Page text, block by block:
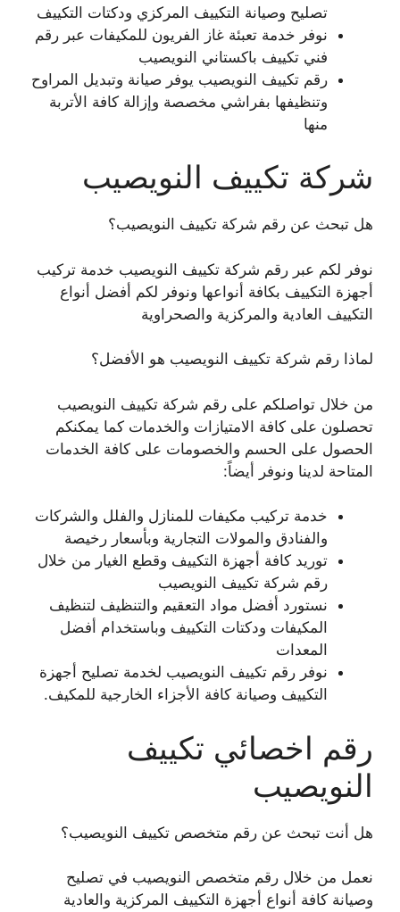
تصليح وصيانة التكييف المركزي ودكتات التكييف
نوفر خدمة تعبئة غاز الفريون للمكيفات عبر رقم
فني تكييف باكستاني النويصيب
رقم تكييف النويصيب يوفر صيانة وتبديل المراوح
وتنظيفها بفراشي مخصصة وإزالة كافة الأتربة
منها
شركة تكييف النويصيب
هل تبحث عن رقم شركة تكييف النويصيب؟
نوفر لكم عبر رقم شركة تكييف النويصيب خدمة تركيب
أجهزة التكييف بكافة أنواعها ونوفر لكم أفضل أنواع
التكييف العادية والمركزية والصحراوية
لماذا رقم شركة تكييف النويصيب هو الأفضل؟
من خلال تواصلكم على رقم شركة تكييف النويصيب
تحصلون على كافة الامتيازات والخدمات كما يمكنكم
الحصول على الحسم والخصومات على كافة الخدمات
المتاحة لدينا ونوفر أيضاً:
خدمة تركيب مكيفات للمنازل والفلل والشركات
والفنادق والمولات التجارية وبأسعار رخيصة
توريد كافة أجهزة التكييف وقطع الغيار من خلال
رقم شركة تكييف النويصيب
نستورد أفضل مواد التعقيم والتنظيف لتنظيف
المكيفات ودكتات التكييف وباستخدام أفضل
المعدات
نوفر رقم تكييف النويصيب لخدمة تصليح أجهزة
التكييف وصيانة كافة الأجزاء الخارجية للمكيف.
رقم اخصائي تكييف
النويصيب
هل أنت تبحث عن رقم متخصص تكييف النويصيب؟
نعمل من خلال رقم متخصص النويصيب في تصليح
وصيانة كافة أنواع أجهزة التكييف المركزية والعادية